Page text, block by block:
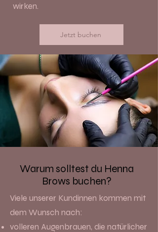
wirken.
Jetzt buchen
Viele unserer Kundinnen kommen mit
dem Wunsch nach:
volleren Augenbrauen, die natürlicher
Warum solltest du Henna
Brows buchen?